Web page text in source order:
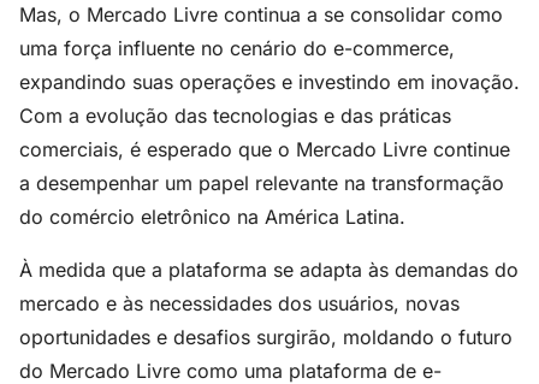
Mas, o Mercado Livre continua a se consolidar como
uma força influente no cenário do e-commerce,
expandindo suas operações e investindo em inovação.
Com a evolução das tecnologias e das práticas
comerciais, é esperado que o Mercado Livre continue
a desempenhar um papel relevante na transformação
do comércio eletrônico na América Latina.
À medida que a plataforma se adapta às demandas do
mercado e às necessidades dos usuários, novas
oportunidades e desafios surgirão, moldando o futuro
do Mercado Livre como uma plataforma de e-